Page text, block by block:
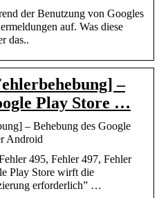
der Benutzung von Googles
auf. Was diese
das..
–
Play Store …
– Behebung des Google
Android
495, Fehler 497, Fehler
Play Store wirft die
erforderlich” …